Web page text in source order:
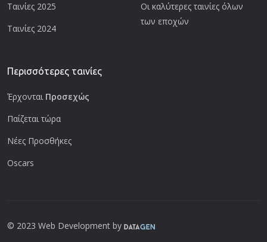
Ταινίες 2025
Ταινίες 2024
Οι καλύτερες ταινίες όλων
των εποχών
Περισσότερες ταινίες
Έρχονται Προσεχώς
Παίζεται τώρα
Νέες Προσθήκες
Oscars
© 2023 Web Development by